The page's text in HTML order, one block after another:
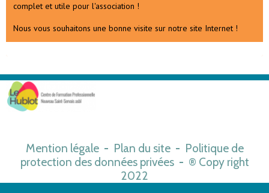
complet et utile pour l'association !
Nous vous souhaitons une bonne visite sur notre site Internet !
Mention légale- Plan du site - Politique de
protection des données privées- ® Copy right
2022